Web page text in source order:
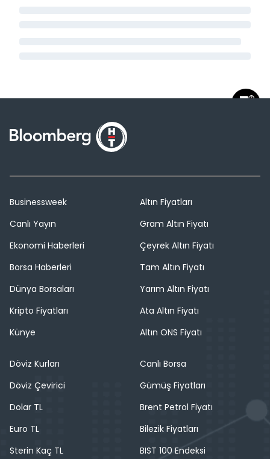
Businessweek
Canlı Yayın
Ekonomi Haberleri
Borsa Haberleri
Dünya Borsaları
Kripto Fiyatları
Künye
Altın Fiyatları
Gram Altın Fiyatı
Çeyrek Altın Fiyatı
Tam Altın Fiyatı
Yarım Altın Fiyatı
Ata Altın Fiyatı
Altın ONS Fiyatı
Döviz Kurları
Döviz Çevirici
Dolar TL
Euro TL
Sterin Kaç TL
Canlı Borsa
Gümüş Fiyatları
Brent Petrol Fiyatı
Bilezik Fiyatları
BIST 100 Endeksi